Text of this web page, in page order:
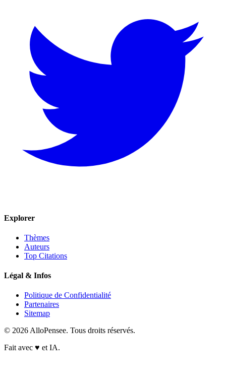
Explorer
Thèmes
Auteurs
Top Citations
Légal & Infos
Politique de Confidentialité
Partenaires
Sitemap
© 2026 AlloPensee. Tous droits réservés.
Fait avec ♥ et IA.